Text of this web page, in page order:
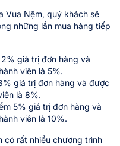
Vua Nệm, quý khách sẽ
những lần mua hàng tiếp
giá trị đơn hàng và
viên là 5%.
giá trị đơn hàng và được
là 8%.
5% giá trị đơn hàng và
viên là 10%.
có rất nhiều chương trình